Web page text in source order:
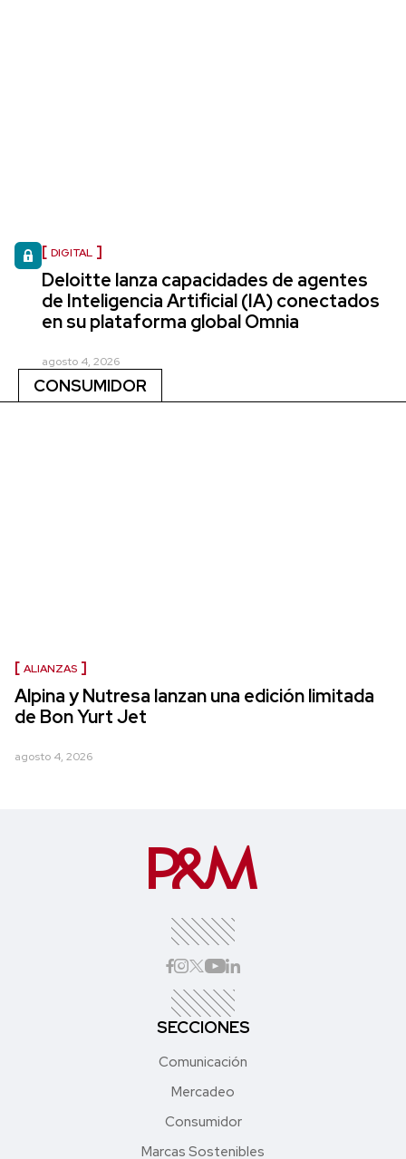
DIGITAL
Deloitte lanza capacidades de agentes
de Inteligencia Artificial (IA) conectados
en su plataforma global Omnia
agosto 4, 2026
CONSUMIDOR
ALIANZAS
Alpina y Nutresa lanzan una edición limitada
de Bon Yurt Jet
agosto 4, 2026
SECCIONES
Comunicación
Mercadeo
Consumidor
Marcas Sostenibles